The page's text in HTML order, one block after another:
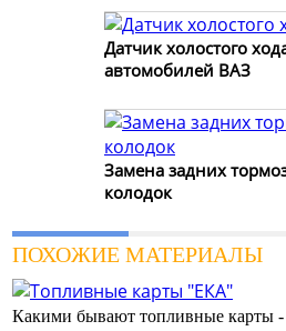
Датчик холостого
автомобилей ВАЗ
Замена задних
колодок
ПОХОЖИЕ МАТЕРИАЛЫ
Какими бывают топливные карты